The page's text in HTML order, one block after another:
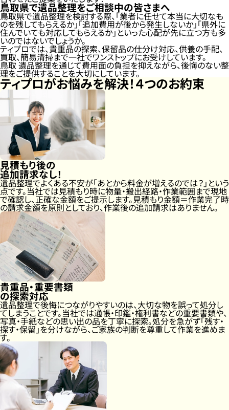
鳥取県で遺品整理をご相談中の皆さまへ
鳥取県で遺品整理を検討する際、「業者に任せて本当に大切なも
のを残してもらえるか」「追加費用が後から発生しないか」「県外に
住んでいても対応してもらえるか」といった心配が先に立つ方も多
いのではないでしょうか。
ティプロでは、貴重品の探索、保留品の仕分け対応、供養の手配、
買取、簡易清掃まで一社でワンストップにお受けしています。
鳥取 遺品整理を通じて費用面の負担を抑えながら、後悔のない整
理をご提供することを大切にしています。
ティプロがお悩みを解決！４つのお約束
見積もり後の
追加請求なし！
遺品整理でよくある不安が「あとから料金が増えるのでは？」という
点です。当社では見積もり時に物量・搬出経路・作業範囲まで現地
で確認し、正確な金額をご提示します。見積もり金額＝作業完了時
の請求金額を原則としており、作業後の追加請求はありません。
貴重品・重要書類
の探索対応
遺品整理で後悔につながりやすいのは、大切な物を誤って処分し
てしまうことです。当社では通帳・印鑑・権利書などの重要書類や、
写真・手紙などの思い出の品を丁寧に探索。処分を急がず「残す・
探す・保留」を分けながら、ご家族の判断を尊重して作業を進めま
す。